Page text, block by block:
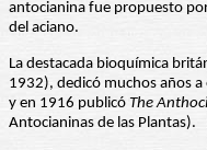
antocianina fue propuesto
del aciano.
La destacada bioquímica
1932), dedicó muchos años
y en 1916 publicó The
Antocianinas de las Plantas).